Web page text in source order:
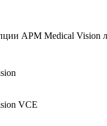
АРМ Medical Vision
VCE